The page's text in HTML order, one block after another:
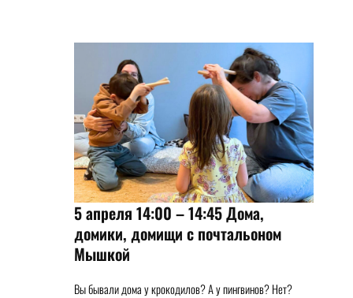
5 апреля 14:00 – 14:45 Дома,
домики, домищи с почтальоном
Мышкой
Вы бывали дома у крокодилов? А у пингвинов? Нет?